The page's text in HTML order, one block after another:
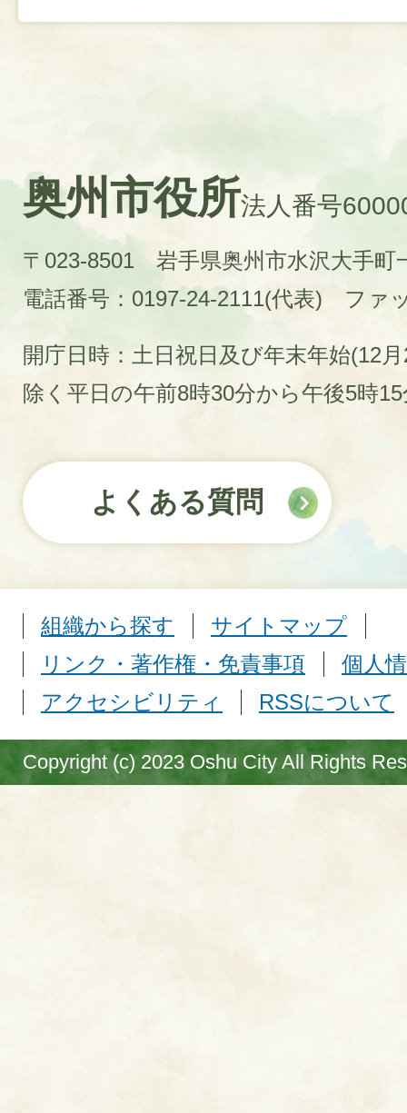
奥州市役所法人番号
〒023-8501 岩手県奥州市水沢大手町
電話番号：0197-24-2111(代表)
ファ
開庁日時：土日祝日及び年末年始(12
除く平日の午前8時30分から午後5時
よくある質問
組織から探す
サイトマップ
リンク・著作権・免責事項
個人
アクセシビリティ
RSSについて
Copyright (c) 2023 Oshu City All Rights